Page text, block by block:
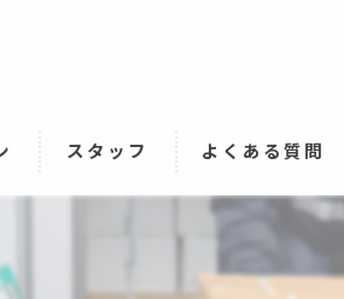
スタッフ よくある質問